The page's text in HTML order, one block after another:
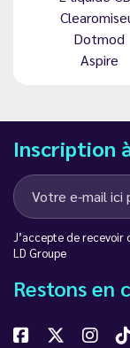
Dotmod
Aspire
Inscription
J’accepte de recevoir
LD Groupe
Restons en